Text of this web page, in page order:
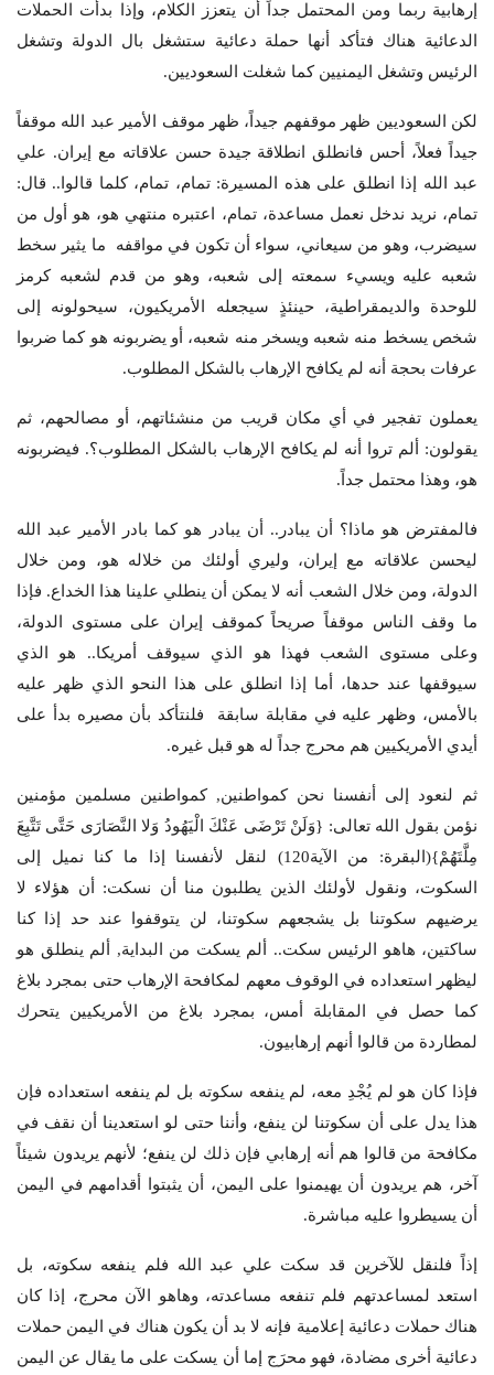
إرهابية ربما ومن المحتمل جداً أن يتعزز الكلام، وإذا بدأت الحملات
الدعائية هناك فتأكد أنها حملة دعائية ستشغل بال الدولة وتشغل
الرئيس وتشغل اليمنيين كما شغلت السعوديين.
لكن السعوديين ظهر موقفهم جيداً، ظهر موقف الأمير عبد الله موقفاً
جيداً فعلاً، أحس فانطلق انطلاقة جيدة حسن علاقاته مع إيران. علي
عبد الله إذا انطلق على هذه المسيرة: تمام، تمام، كلما قالوا.. قال:
تمام، نريد ندخل نعمل مساعدة، تمام، اعتبره منتهي هو، هو أول من
سيضرب، وهو من سيعاني، سواء أن تكون في مواقفه ما يثير سخط
شعبه عليه ويسيء سمعته إلى شعبه، وهو من قدم لشعبه كرمز
للوحدة والديمقراطية، حينئذٍ سيجعله الأمريكيون، سيحولونه إلى
شخص يسخط منه شعبه ويسخر منه شعبه، أو يضربونه هو كما ضربوا
عرفات بحجة أنه لم يكافح الإرهاب بالشكل المطلوب.
يعملون تفجير في أي مكان قريب من منشئاتهم، أو مصالحهم، ثم
يقولون: ألم تروا أنه لم يكافح الإرهاب بالشكل المطلوب؟. فيضربونه
هو، وهذا محتمل جداً.
فالمفترض هو ماذا؟ أن يبادر.. أن يبادر هو كما بادر الأمير عبد الله
ليحسن علاقاته مع إيران، وليري أولئك من خلاله هو، ومن خلال
الدولة، ومن خلال الشعب أنه لا يمكن أن ينطلي علينا هذا الخداع. فإذا
ما وقف الناس موقفاً صريحاً كموقف إيران على مستوى الدولة،
وعلى مستوى الشعب فهذا هو الذي سيوقف أمريكا.. هو الذي
سيوقفها عند حدها، أما إذا انطلق على هذا النحو الذي ظهر عليه
بالأمس، وظهر عليه في مقابلة سابقة فلنتأكد بأن مصيره بدأ على
أيدي الأمريكيين هم محرج جداً له هو قبل غيره.
ثم لنعود إلى أنفسنا نحن كمواطنين, كمواطنين مسلمين مؤمنين
نؤمن بقول الله تعالى: {وَلَنْ تَرْضَى عَنْكَ الْيَهُودُ وَلا النَّصَارَى حَتَّى تَتَّبِعَ
مِلَّتَهُمْ}(البقرة: من الآية120) لنقل لأنفسنا إذا ما كنا نميل إلى
السكوت، ونقول لأولئك الذين يطلبون منا أن نسكت: أن هؤلاء لا
يرضيهم سكوتنا بل يشجعهم سكوتنا، لن يتوقفوا عند حد إذا كنا
ساكتين، هاهو الرئيس سكت.. ألم يسكت من البداية, ألم ينطلق هو
ليظهر استعداده في الوقوف معهم لمكافحة الإرهاب حتى بمجرد بلاغ
كما حصل في المقابلة أمس، بمجرد بلاغ من الأمريكيين يتحرك
لمطاردة من قالوا أنهم إرهابيون.
فإذا كان هو لم يُجْدِ معه، لم ينفعه سكوته بل لم ينفعه استعداده فإن
هذا يدل على أن سكوتنا لن ينفع، وأننا حتى لو استعدينا أن نقف في
مكافحة من قالوا هم أنه إرهابي فإن ذلك لن ينفع؛ لأنهم يريدون شيئاً
آخر، هم يريدون أن يهيمنوا على اليمن، أن يثبتوا أقدامهم في اليمن
أن يسيطروا عليه مباشرة.
إذاً فلنقل للآخرين قد سكت علي عبد الله فلم ينفعه سكوته، بل
استعد لمساعدتهم فلم تنفعه مساعدته، وهاهو الآن محرج، إذا كان
هناك حملات دعائية إعلامية فإنه لا بد أن يكون هناك في اليمن حملات
دعائية أخرى مضادة، فهو محرَج إما أن يسكت على ما يقال عن اليمن